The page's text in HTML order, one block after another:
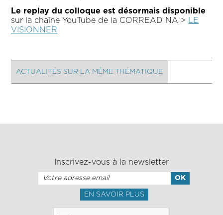
Le replay du colloque est désormais disponible
sur la chaîne YouTube de la CORREAD NA >
LE
VISIONNER
ACTUALITÉS SUR LA MÊME THÉMATIQUE
Inscrivez-vous à la newsletter
EN SAVOIR PLUS